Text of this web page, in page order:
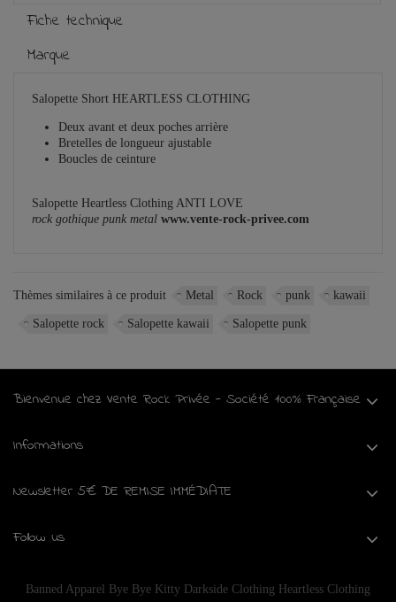
Fiche technique
Marque
Salopette Short HEARTLESS CLOTHING
Deux avant et deux poches arrière
Bretelles de longueur ajustable
Boucles de ceinture
Salopette Heartless Clothing ANTI LOVE
rock gothique punk metal www.vente-rock-privee.com
Thèmes similaires à ce produit Metal Rock punk kawaii
Salopette rock Salopette kawaii Salopette punk
Bienvenue chez Vente Rock Privée - Société 100% Française
Informations
Newsletter 5€ DE REMISE IMMÉDIATE
Follow us
Banned Apparel Bye Bye Kitty Darkside Clothing Heartless Clothing